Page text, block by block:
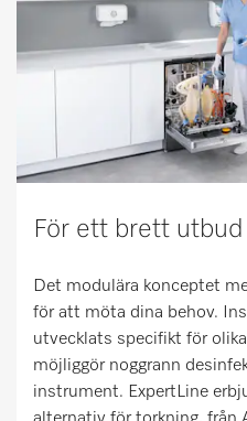
För ett brett
Det modulära konceptet
för att möta dina behov.
utvecklats specifikt för
möjliggör noggrann
instrument. ExpertLine